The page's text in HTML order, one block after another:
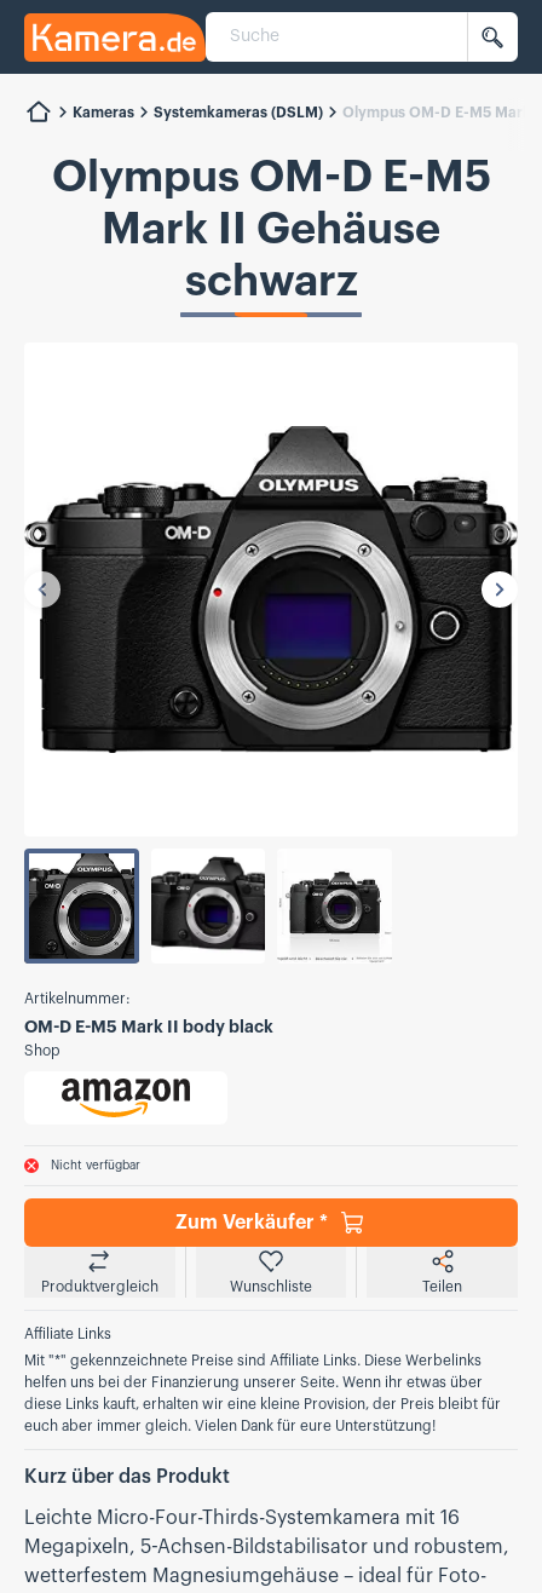
Kamera.de
Suche
Kameras Systemkameras (DSLM) Olympus OM-D E-M5 Mark
Olympus OM-D E-M5
Mark II Gehäuse
schwarz
Vorherige
Artikelnummer:
OM-D E-M5 Mark II body black
Shop
Nicht verfügbar
Zum Verkäufer *
Produktvergleich Wunschliste Teilen
Affiliate Links
Mit "*" gekennzeichnete Preise sind Affiliate Links. Diese Werbelinks
helfen uns bei der Finanzierung unserer Seite. Wenn ihr etwas über
diese Links kauft, erhalten wir eine kleine Provision, der Preis bleibt für
euch aber immer gleich. Vielen Dank für eure Unterstützung!
Kurz über das Produkt
Leichte Micro-Four-Thirds-Systemkamera mit 16
Megapixeln, 5-Achsen-Bildstabilisator und robustem,
wetterfestem Magnesiumgehäuse – ideal für Foto-